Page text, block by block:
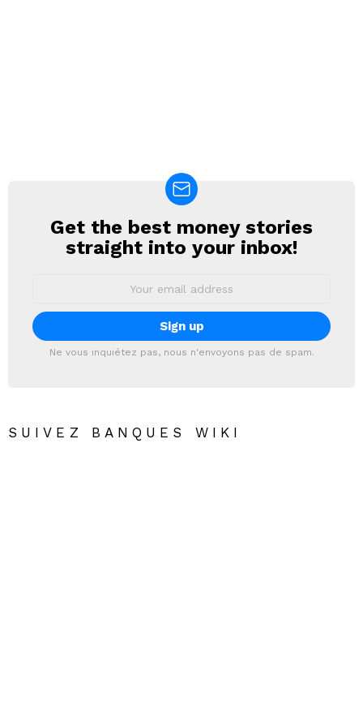
NEWSLETTER
Get the best money stories
straight into your inbox!
Ne vous inquiétez pas, nous n'envoyons pas de spam.
SUIVEZ BANQUES WIKI